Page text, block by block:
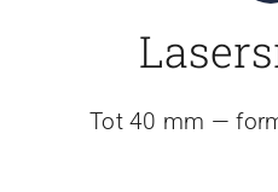
Tot 40 mm —